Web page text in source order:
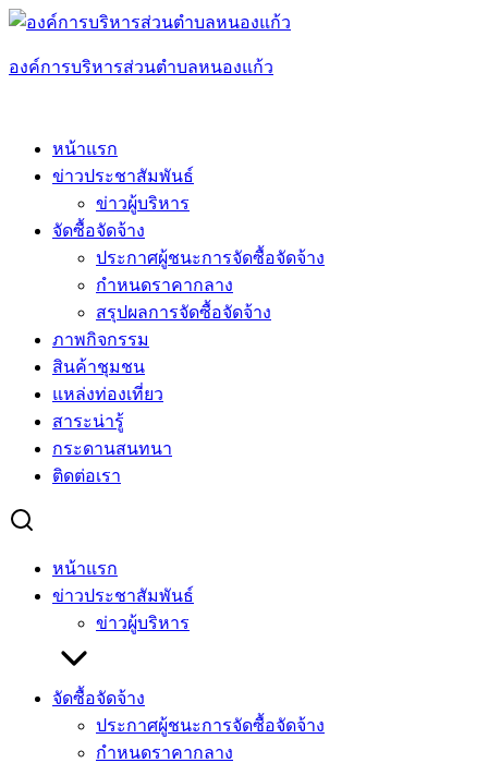
Skip
content
องค์การบริหารส่วนตำบลหนองแก้ว
หน้าแรก
ข่าวประชาสัมพันธ์
ข่าวผู้บริหาร
จัดซื้อจัดจ้าง
ประกาศผู้ชนะการจัดซื้อจัดจ้าง
กำหนดราคากลาง
สรุปผลการจัดซื้อจัดจ้าง
ภาพกิจกรรม
สินค้าชุมชน
แหล่งท่องเที่ยว
สาระน่ารู้
กระดานสนทนา
ติดต่อเรา
หน้าแรก
ข่าวประชาสัมพันธ์
ข่าวผู้บริหาร
จัดซื้อจัดจ้าง
ประกาศผู้ชนะการจัดซื้อจัดจ้าง
กำหนดราคากลาง